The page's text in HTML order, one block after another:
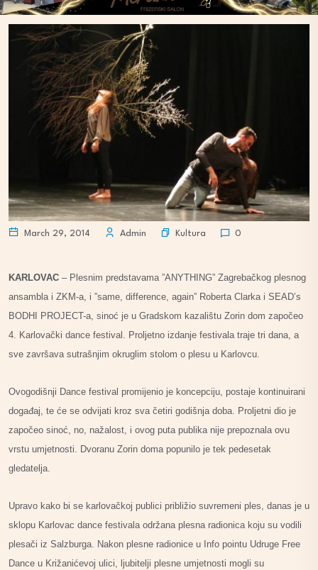
March 29, 2014 Admin Kultura 0
KARLOVAC – Plesnim predstavama ”ANYTHING” Zagrebačkog plesnog
ansambla i ZKM-a, i ”same, difference, again” Roberta Clarka i SEAD’s
BODHI PROJECT-a, sinoć je u Gradskom kazalištu Zorin dom započeo
4. Karlovački dance festival. Proljetno izdanje festivala traje tri dana, a
sve završava sutrašnjim okruglim stolom o plesu u Karlovcu.
Ovogodišnji Dance festival promijenio je koncepciju, postaje kontinuirani
događaj, te će se odvijati kroz sva četiri godišnja doba. Proljetni dio je
započeo sinoć, no, nažalost, i ovog puta publika nije prepoznala ovu
vrstu umjetnosti. Dvoranu Zorin doma popunilo je tek pedesetak
gledatelja.
Upravo kako bi se karlovačkoj publici približio suvremeni ples, danas je u
sklopu Karlovac dance festivala održana plesna radionica koju su vodili
plesači iz Salzburga. Nakon plesne radionice u Info pointu Udruge Free
Dance u Križanićevoj ulici, ljubitelji plesne umjetnosti mogli su